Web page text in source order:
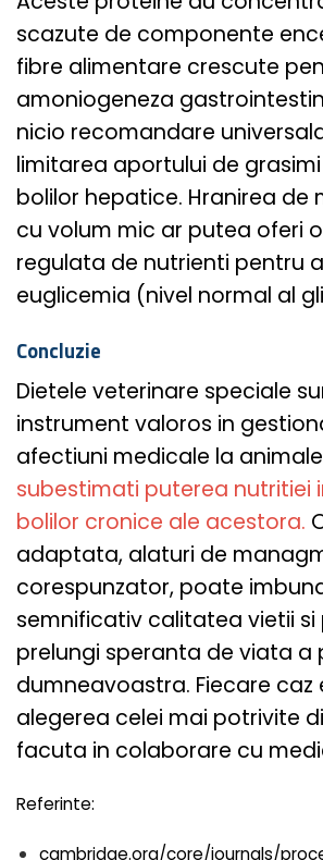
scazute de componente
fibre alimentare crescute
amoniogeneza
nicio recomandare
limitarea aportului de
bolilor hepatice. Hranirea de
cu volum mic ar putea oferi
regulata de nutrienti pentru
euglicemia (nivel normal al
Concluzie
Dietele veterinare speciale
instrument valoros in
afectiuni medicale la
subestimati puterea nutritiei
bolilor cronice ale acestora.
adaptata, alaturi de
corespunzator, poate
semnificativ calitatea vietii
prelungi speranta de viata a
dumneavoastra. Fiecare caz
alegerea celei mai potrivite
facuta in colaborare cu
Referinte:
cambridge.org/core/journals/